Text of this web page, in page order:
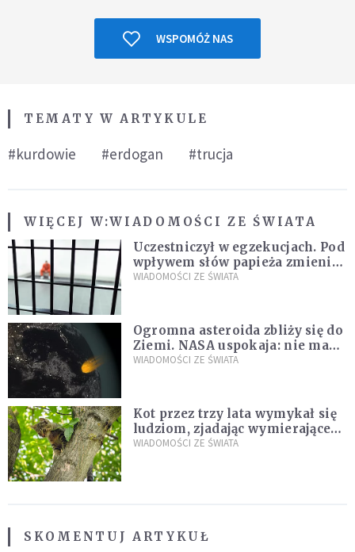
WSPOMÓŻ NAS
TEMATY W ARTYKULE
#kurdowie #erdogan #trucja
WIĘCEJ W:WIADOMOŚCI ZE ŚWIATA
Uczestniczył w egzekucjach. Pod
wpływem słów papieża zmienił
zdanie
WIADOMOŚCI ZE ŚWIATA
Ogromna asteroida zbliży się do
Ziemi. NASA uspokaja: nie ma
zagrożenia
WIADOMOŚCI ZE ŚWIATA
Kot przez trzy lata wymykał się
ludziom, zjadając wymierające
kaczki. W końcu popełnił
WIADOMOŚCI ZE ŚWIATA
SKOMENTUJ ARTYKUŁ